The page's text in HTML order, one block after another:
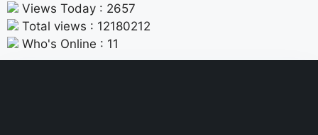
Views Today : 2657
Total views : 12180212
Who's Online : 11